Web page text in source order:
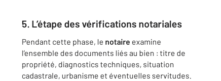
5. L’étape des vérifications notariales
Pendant cette phase, le notaire examine
l’ensemble des documents liés au bien : titre de
propriété, diagnostics techniques, situation
cadastrale, urbanisme et éventuelles servitudes.